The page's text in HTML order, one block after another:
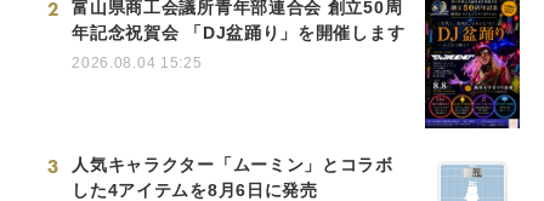
2
富山県商工会議所青年部連合会 創立50周
年記念祝賀会 「DJ盆踊り」を開催します
2026.08.04 15:25
3
人気キャラクター「ムーミン」とコラボ
した4アイテムを8月6日に発売